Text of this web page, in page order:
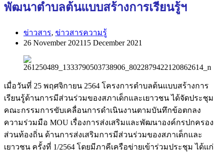
พัฒนาตำบลต้นแบบสร้างการเรียนรู้ฯ
ข่าวสาร, ข่าวสารความรู้
26 November 202115 December 2021
เมื่อวันที่ 25 พฤศจิกายน 2564 โครงการตำบลต้นแบบสร้างการ
เรียนรู้ด้านการมีส่วนร่วมของสภาเด็กและเยาวชน ได้จัดประชุม
คณะกรรมการขับเคลื่อนการดำเนินงานตามบันทึกข้อตกลง
ความร่วมมือ MOU เรื่องการส่งเสริมและพัฒนาองค์กรปกครอง
ส่วนท้องถิ่น ด้านการส่งเสริมการมีส่วนร่วมของสภาเด็กและ
เยาวชน ครั้งที่ 1/2564 โดยมีภาคีเครือข่ายเข้าร่วมประชุม ได้แก่